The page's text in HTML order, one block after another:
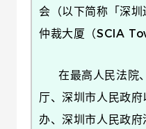
会（以下简称「深
仲裁大厦（SCIA
在最高人民法院
厅、深圳市人民政
办、深圳市人民政